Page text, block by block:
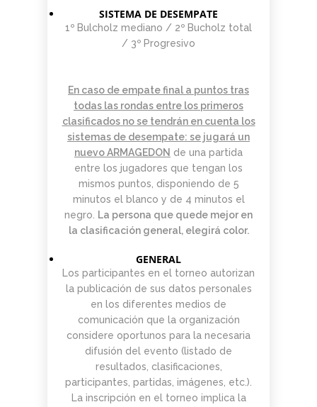
SISTEMA DE DESEMPATE
1º Bulcholz mediano / 2º Bucholz total
/ 3º Progresivo
En caso de empate final a puntos tras
todas las rondas entre los primeros
clasificados no se tendrán en cuenta los
sistemas de desempate: se jugará un
nuevoARMAGEDON de una partida
entre los jugadores que tengan los
mismos puntos, disponiendo de 5
minutos el blanco y de 4 minutos el
negro.
La persona que quede mejor en
la clasificación general, elegirá color.
GENERAL
Los participantes en el torneo autorizan
la publicación de sus datos personales
en los diferentes medios de
comunicación que la organización
considere oportunos para la necesaria
difusión del evento (listado de
resultados, clasificaciones,
participantes, partidas, imágenes, etc.).
La inscripción en el torneo implica la